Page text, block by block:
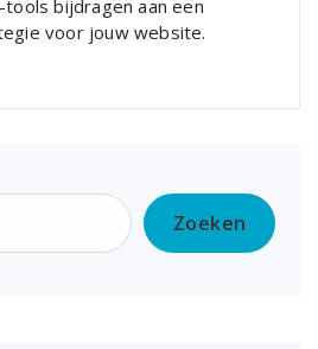
bijdragen aan een
voor jouw website.
Zoeken